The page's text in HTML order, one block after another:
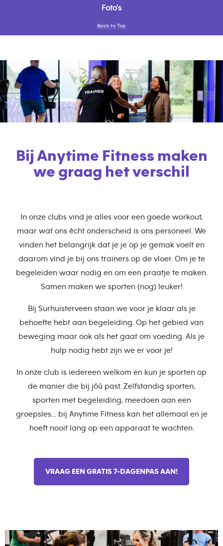
Foto's
Back to Top
Bij Anytime Fitness maken
we graag het verschil
In onze clubs vind je alles voor een goede workout,
maar wat ons ècht onderscheid is ons personeel. We
vinden het belangrijk dat je je op je gemak voelt en
daarom vind je bij ons trainers op de vloer. Om je te
begeleiden waar nodig en om een praatje te maken.
Samen maken we sporten (nog) leuker!
Bij Surhuisterveen staan we voor je klaar als je
behoefte hebt aan begeleiding. Op het gebied van
beweging maar ook als het gaat om voeding. Als je
hulp nodig hebt zijn we er voor je!
In onze club is iedereen welkom en kun je sporten op
de manier die bij jóú past. Zelfstandig sporten,
sporten met begeleiding, meedoen aan een
groepsles… bij Anytime Fitness kan het allemaal en je
hoeft nooit lang op een apparaat te wachten.
VRAAG EEN GRATIS 7-DAGENPAS AAN!